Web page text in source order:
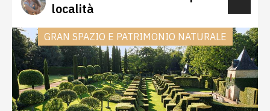
électrique.località
GRAN SPAZIO E PATRIMONIO NATURALE